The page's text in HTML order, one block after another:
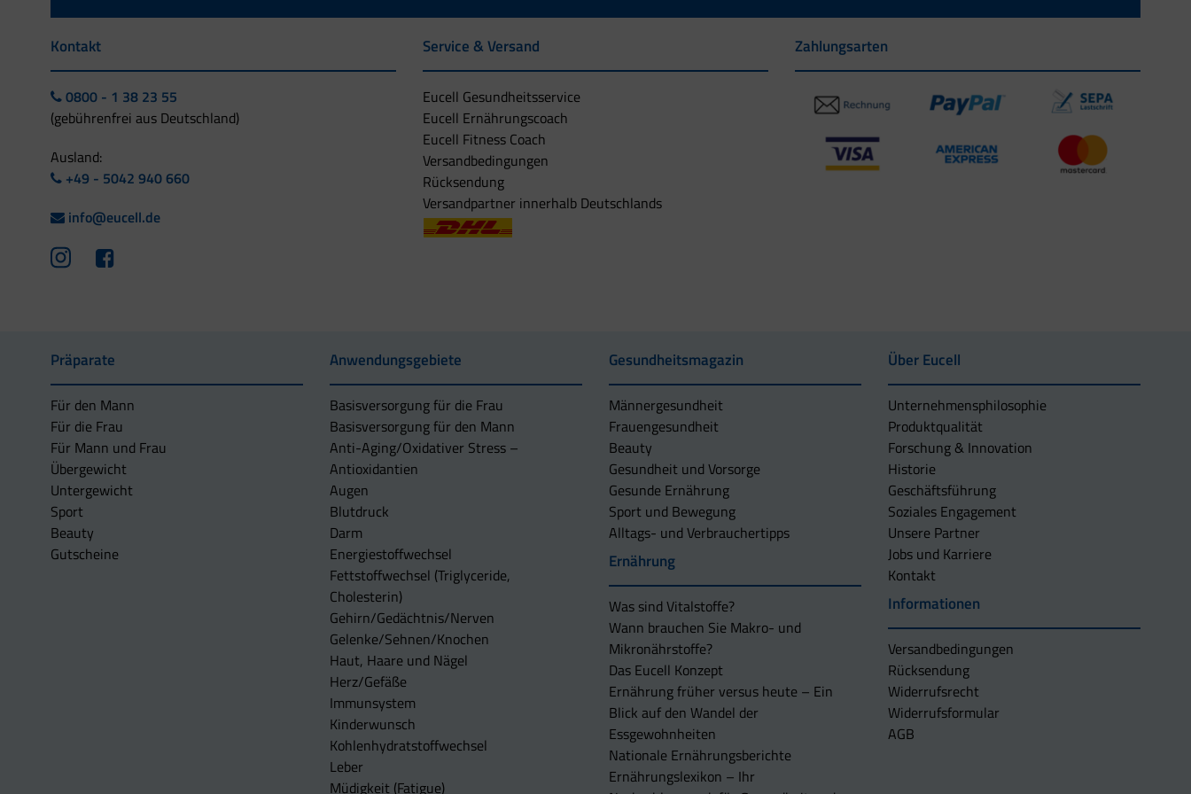
Kontakt
0800 - 1 38 23 55
(gebührenfrei aus Deutschland)
Ausland:
+49 - 5042 940 660
info@eucell.de
Service & Versand
Eucell Gesundheitsservice
Eucell Ernährungscoach
Eucell Fitness Coach
Versandbedingungen
Rücksendung
Versandpartner innerhalb Deutschlands
Zahlungsarten
Präparate
Für den Mann
Für die Frau
Für Mann und Frau
Übergewicht
Untergewicht
Sport
Beauty
Gutscheine
Anwendungsgebiete
Basisversorgung für die Frau
Basisversorgung für den Mann
Anti-Aging/Oxidativer Stress –
Antioxidantien
Augen
Blutdruck
Darm
Energiestoffwechsel
Fettstoffwechsel (Triglyceride,
Cholesterin)
Gehirn/Gedächtnis/Nerven
Gelenke/Sehnen/Knochen
Haut, Haare und Nägel
Herz/Gefäße
Immunsystem
Kinderwunsch
Kohlenhydratstoffwechsel
Leber
Müdigkeit (Fatigue)
Gesundheitsmagazin
Männergesundheit
Frauengesundheit
Beauty
Gesundheit und Vorsorge
Gesunde Ernährung
Sport und Bewegung
Alltags- und Verbrauchertipps
Ernährung
Was sind Vitalstoffe?
Wann brauchen Sie Makro- und
Mikronährstoffe?
Das Eucell Konzept
Ernährung früher versus heute – Ein
Blick auf den Wandel der
Essgewohnheiten
Nationale Ernährungsberichte
Ernährungslexikon – Ihr
Über Eucell
Unternehmens­philosophie
Produktqualität
Forschung & Innovation
Historie
Geschäftsführung
Soziales Engagement
Unsere Partner
Jobs und Karriere
Kontakt
Informationen
Versandbedingungen
Rücksendung
Widerrufsrecht
Widerrufsformular
AGB